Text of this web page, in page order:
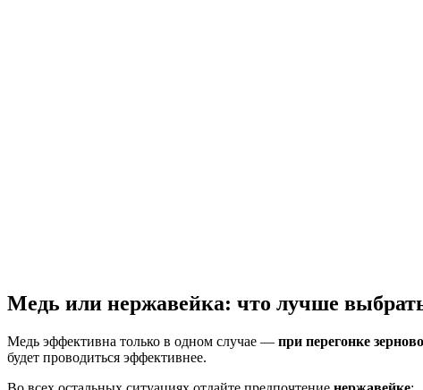
Медь или нержавейка: что лучше
Медь эффективна только в одном случае — при перегонке
будет проводиться эффективнее.